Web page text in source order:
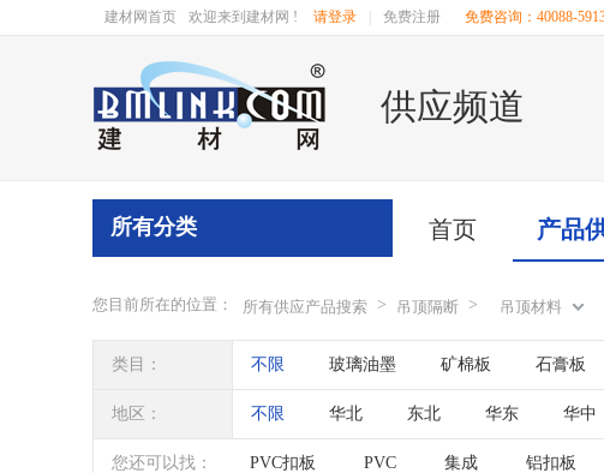
建材网首页 欢迎来到建材网 ! 请登录 免费注册 免费咨询：40088-
供应频道
首页 产品
所有分类
您目前所在的位置： 所有供应产品搜索 > 吊顶隔断 > 吊顶材料
类目： 不限 玻璃油墨 矿棉板 石膏板
地区： 不限 华北 东北 华东 华中
辽宁 黑龙江 内蒙古
您还可以找： PVC扣板 PVC 集成 铝扣板